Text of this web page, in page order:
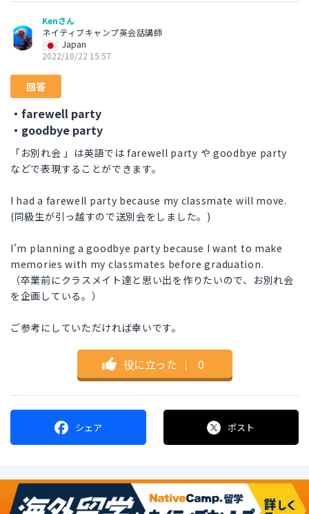
Kenさん
ネイティブキャンプ英会話講師
Japan
2022/10/22 15:57
回答
・farewell party
・goodbye party
「お別れ会 」は英語では farewell party や goodbye party
などで表現することができます。
I had a farewell party because my classmate will move.
(同級生が引っ越すので送別会をしました。)
I'm planning a goodbye party because I want to make
memories with my classmates before graduation.
（卒業前にクラスメイト達と思い出を作りたいので、お別れ会
を企画している。）
ご参考にしていただければ幸いです。
役に立った ｜ 0
シェア ポスト